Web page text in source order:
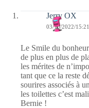
Jerry OX
03/10/2022/15:21
Le Smile du
de plus en plus de
les mérites de
tant que ce la reste
sourires associés à
les toilettes c’est
Bernie !